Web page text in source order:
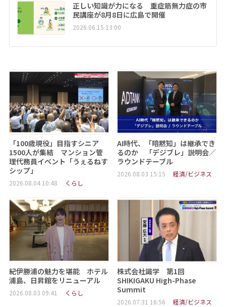
正しい知識が力になる 重症筋無力症の市
民講座が8月8日に広島で開催
2026.06.15 13:00
「100歳現役」目指すシニア
1500人が集結 マンション管
理代務員イベント「うぇるねす
シップ」
2026.08.04 10:48 くらし
AI時代、「暗黙知」は継承でき
るのか 「デジブレ」説明会／
ラウンドテーブル
2026.08.03 15:15 経済/ビジネス
紀伊勝浦の魅力を堪能 ホテル
浦島、日昇館をリニューアル
2026.08.03 09:41 くらし
株式会社識学 第1回
SHIKIGAKU High-Phase
Summit
2026.07.31 16:56 経済/ビジネス